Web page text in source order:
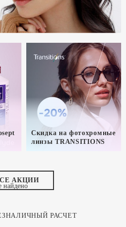
Скидка на фотохромные
линзы TRANSITIONS
АКЦИИ
найдено
РАСЧЕТ